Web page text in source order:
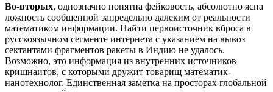
Во-вторых, однозначно понятна фейковость, абсолютно ясна
ложность сообщенной запредельно далеким от реальности
математиком информации. Найти первоисточник вброса в
русскоязычном сегменте интернета с указанием на вывоз
сектантами фрагментов ракеты в Индию не удалось.
Возможно, это информация из внутренних источников
кришнаитов, с которыми дружит товарищ математик-
нанотехнолог. Единственная заметка на просторах глобальной